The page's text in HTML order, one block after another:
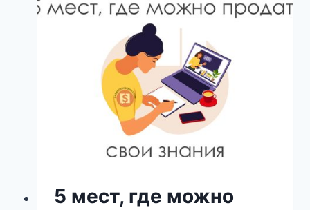
5 мест, где можно